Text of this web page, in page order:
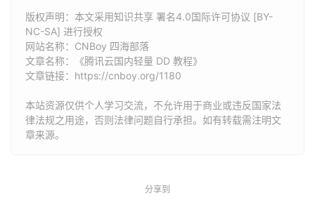
版权声明：本文采用知识共享 署名4.0国际许可协议 [BY-
NC-SA] 进行授权
网站名称： CNBoy 四海部落
文章名称：《腾讯云国内轻量 DD 教程》
文章链接： https://cnboy.org/1180
本站资源仅供个人学习交流，不允许用于商业或违反国家法
律法规之用途，否则法律问题自行承担。如有转载需注明文
章来源。
分享到